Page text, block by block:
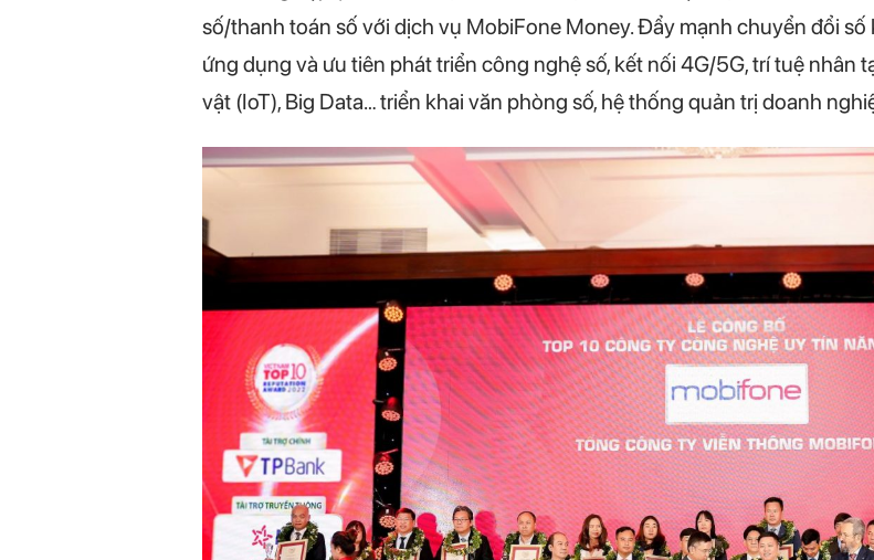
số/thanh toán số với dịch vụ MobiFone Money. Đẩy mạnh chuyển đổi
ứng dụng và ưu tiên phát triển công nghệ số, kết nối 4G/5G, trí tuệ nhân
vật (IoT), Big Data… triển khai văn phòng số, hệ thống quản trị doanh